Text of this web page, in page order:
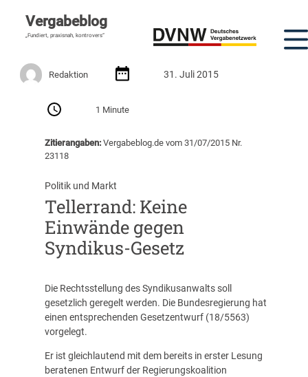
Vergabeblog
„Fundiert, praxisnah, kontrovers“
Redaktion 31. Juli 2015
1 Minute
Zitierangaben:Vergabeblog.de vom 31/07/2015 Nr.
23118
Politik und Markt
Tellerrand: Keine
Einwände gegen
Syndikus-Gesetz
Die Rechtsstellung des Syndikusanwalts soll
gesetzlich geregelt werden. Die Bundesregierung hat
einen entsprechenden Gesetzentwurf (18/5563)
vorgelegt.
Er ist gleichlautend mit dem bereits in erster Lesung
beratenen Entwurf der Regierungskoalition